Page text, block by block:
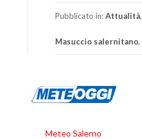
Pubblicato in:Attualità,
Masuccio salernitano,
Meteo Salerno